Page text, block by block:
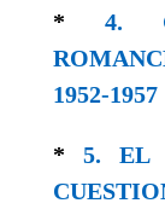
* 4.
1952-1957
* 5. EL